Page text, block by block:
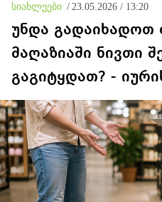
სიახლეები / 23.05.2026 / 13:20
უნდა
მაღაზიაში ნივთი
გაგიტყდათ? -